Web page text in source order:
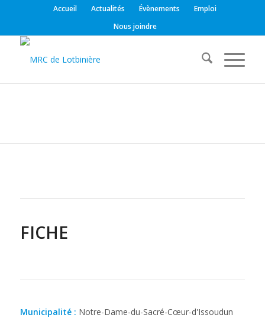
Accueil Actualités Évènements
Emploi
Nous joindre
FICHE
Municipalité : Notre-Dame-du-Sacré-Cœur-d'Issoudun